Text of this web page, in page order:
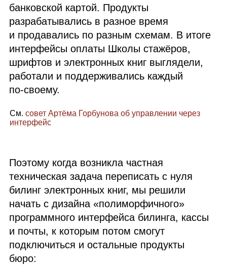
банковской картой. Продукты
разрабатывались в разное время
и продавались по разным схемам. В итоге
интерфейсы оплаты Школы стажёров,
шрифтов и электронных книг выглядели,
работали и поддерживались каждый
по‑своему.
См. совет Артёма Горбунова об управлении через
интерфейс
Поэтому когда возникла частная
техническая задача переписать с нуля
билинг электронных книг, мы решили
начать с дизайна «полиморфичного»
программного интерфейса билинга, кассы
и почты, к которым потом смогут
подключиться и остальные продукты
бюро: